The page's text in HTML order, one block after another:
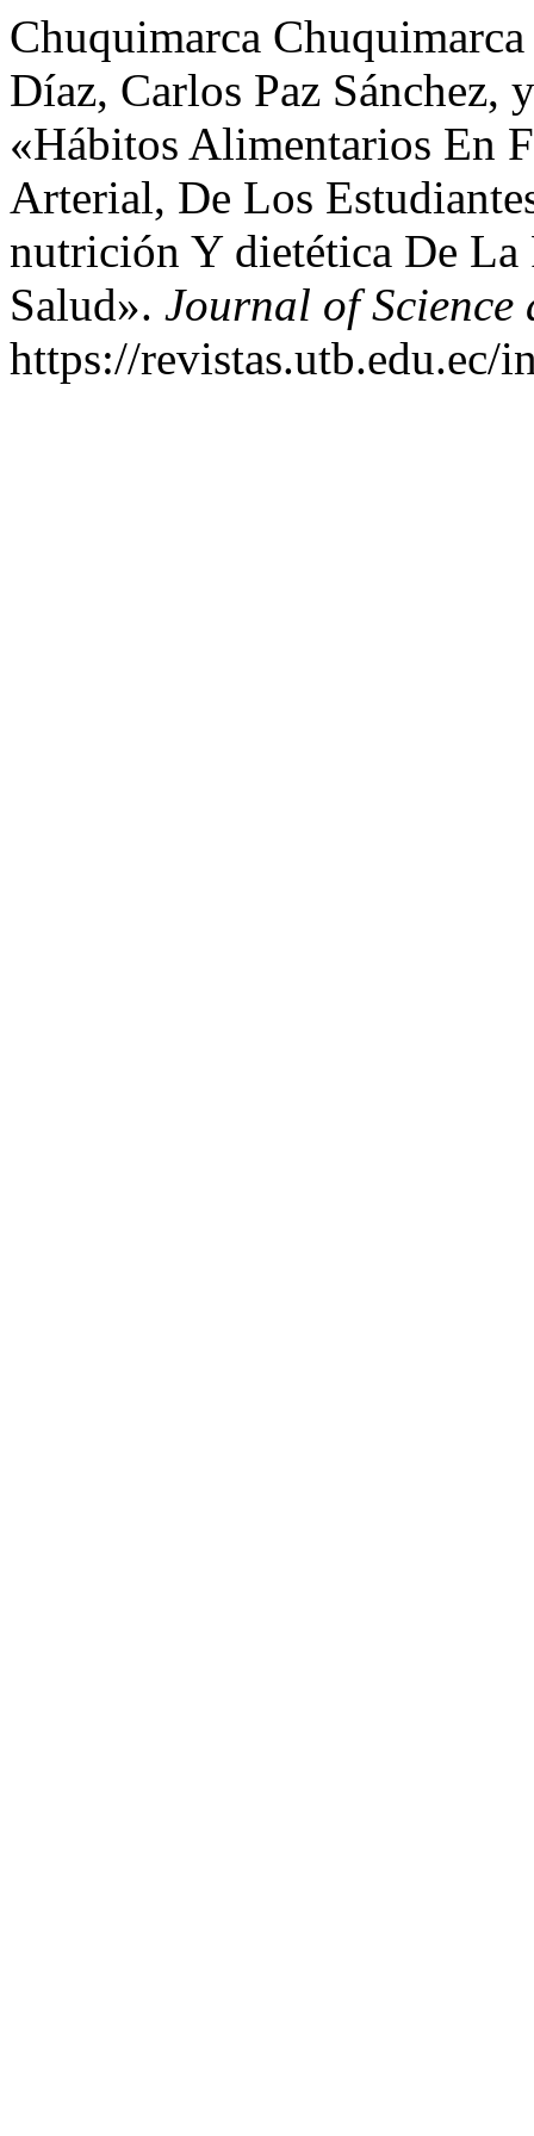
Chuquimarca
Díaz, Carlos Paz Sánchez,
«Hábitos Alimentarios En
Arterial, De Los
nutrición Y dietética De La
Salud». Journal of Science
https://revistas.utb.edu.ec/